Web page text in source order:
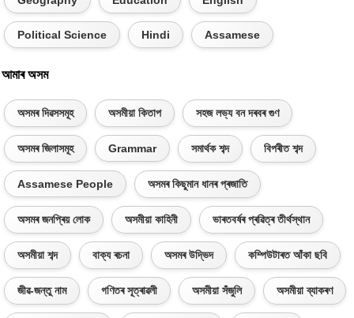
Political Science Hindi Assamese
আমাৰ অসম
অসমৰ দিৱসসমূহ অসমীয়া কিতাপ সহজ লভ্য বন দৰবৰ গুণ
অসমৰ জিলাসমূহ Grammar সমাৰ্থক শব্দ বিপৰীত শব্দ
Assamese People অসমৰ কিছুমান ধানৰ প্ৰজাতি
অসমৰ জনপ্ৰিয় লোক অসমীয়া কাহিনী ভাৰতবৰ্ষৰ প্ৰৱিত্ৰ তীৰ্থস্থান
অসমীয়া শব্দ বাক্য ৰচনা অসমৰ উদ্ভিদ কম্পিউটাৰত আঁকা ছবি
জীৱ-জন্তু নাম গণিতৰ সূত্ৰাৱলী অসমীয়া সঁজুলি অসমীয়া ব্যাকৰণ